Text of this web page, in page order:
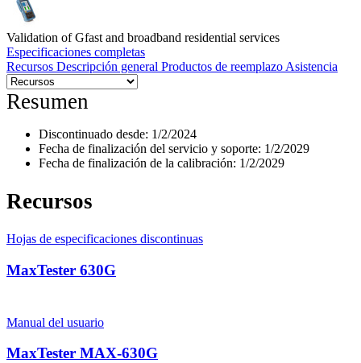
Carreras
Socios
Proveedores
Validation of Gfast and broadband residential services
Especificaciones completas
Recursos Descripción general Productos de reemplazo Asistencia
Resumen
Discontinuado desde: 1/2/2024
Fecha de finalización del servicio y soporte: 1/2/2029
Fecha de finalización de la calibración: 1/2/2029
Recursos
Hojas de especificaciones discontinuas
MaxTester 630G
Manual del usuario
MaxTester MAX-630G